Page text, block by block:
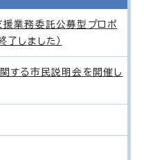
業務委託公募型プロポ
しました）
する市民説明会を開催し